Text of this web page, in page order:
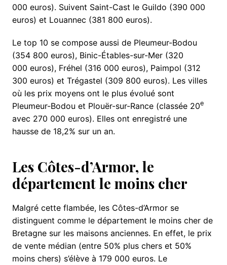
000 euros). Suivent Saint-Cast le Guildo (390 000
euros) et Louannec (381 800 euros).
Le top 10 se compose aussi de Pleumeur-Bodou
(354 800 euros), Binic-Étables-sur-Mer (320
000 euros), Fréhel (316 000 euros), Paimpol (312
300 euros) et Trégastel (309 800 euros). Les villes
où les prix moyens ont le plus évolué sont
Pleumeur-Bodou et Plouër-sur-Rance (classée 20e
avec 270 000 euros). Elles ont enregistré une
hausse de 18,2% sur un an.
Les Côtes-d’Armor, le
département le moins cher
Malgré cette flambée, les Côtes-d’Armor se
distinguent comme le département le moins cher de
Bretagne sur les maisons anciennes. En effet, le prix
de vente médian (entre 50% plus chers et 50%
moins chers) s’élève à 179 000 euros. Le